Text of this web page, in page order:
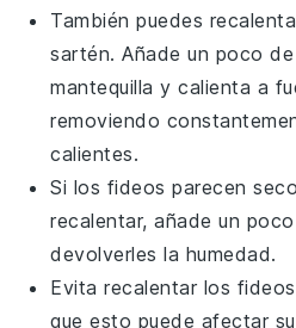
También puedes
sartén. Añade un poco de
mantequilla y calienta a
removiendo
calientes.
Si los fideos parecen
recalentar, añade un
devolverles la humedad.
Evita recalentar los fideos
que esto puede afectar